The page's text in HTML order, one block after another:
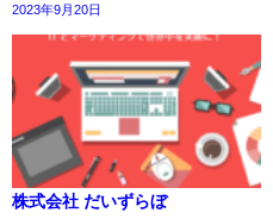
2023年9月20日
株式会社 だいずらぼ